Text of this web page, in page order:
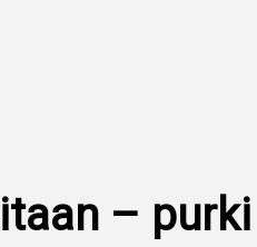
– purki